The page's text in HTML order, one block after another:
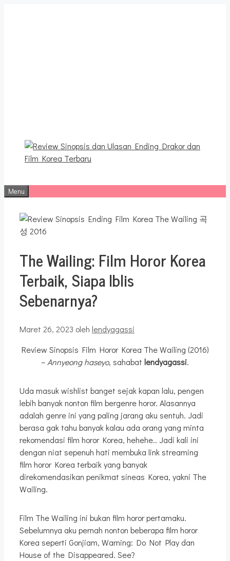
Menu
The Wailing: Film Horor Korea
Terbaik, Siapa Iblis
Sebenarnya?
Maret 26, 2023 oleh lendyagassi
Review Sinopsis Film Horor Korea The Wailing (2016)
– Annyeong haseyo, sahabat lendyagassi.
Uda masuk wishlist banget sejak kapan lalu, pengen
lebih banyak nonton film bergenre horor. Alasannya
adalah genre ini yang paling jarang aku sentuh. Jadi
berasa gak tahu banyak kalau ada orang yang minta
rekomendasi film horor Korea, hehehe.. Jadi kali ini
dengan niat sepenuh hati membuka link streaming
film horor Korea terbaik yang banyak
direkomendasikan penikmat sineas Korea, yakni The
Wailing.
Film The Wailing ini bukan film horor pertamaku.
Sebelumnya aku pernah nonton beberapa film horor
Korea seperti Gonjiam, Warning: Do Not Play dan
House of the Disappeared. See?